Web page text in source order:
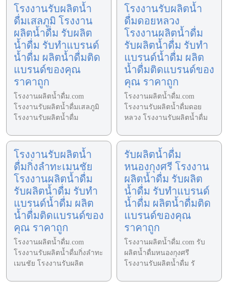
โรงงานรับผลิตน้ำ
ดื่มเสลภูมิ โรงงาน
ผลิตน้ำดื่ม รับผลิต
น้ำดื่ม รับทำแบรนด์
น้ำดื่ม ผลิตน้ำดื่มติด
แบรนด์ของคุณ
ราคาถูก
โรงงานผลิตน้ำดื่ม.com
โรงงานรับผลิตน้ำดื่มเสลภูมิ
โรงงานรับผลิตน้ำดื่ม
โรงงานรับผลิตน้ำ
ดื่มดอยหลวง
โรงงานผลิตน้ำดื่ม
รับผลิตน้ำดื่ม รับทำ
แบรนด์น้ำดื่ม ผลิต
น้ำดื่มติดแบรนด์ของ
คุณ ราคาถูก
โรงงานผลิตน้ำดื่ม.com
โรงงานรับผลิตน้ำดื่มดอย
หลวง โรงงานรับผลิตน้ำดื่ม
โรงงานรับผลิตน้ำ
ดื่มกิ่งลำทะเมนชัย
โรงงานผลิตน้ำดื่ม
รับผลิตน้ำดื่ม รับทำ
แบรนด์น้ำดื่ม ผลิต
น้ำดื่มติดแบรนด์ของ
คุณ ราคาถูก
โรงงานผลิตน้ำดื่ม.com
โรงงานรับผลิตน้ำดื่มกิ่งลำทะ
เมนชัย โรงงานรับผลิต
รับผลิตน้ำดื่ม
หนองกุงศรี โรงงาน
ผลิตน้ำดื่ม รับผลิต
น้ำดื่ม รับทำแบรนด์
น้ำดื่ม ผลิตน้ำดื่มติด
แบรนด์ของคุณ
ราคาถูก
โรงงานผลิตน้ำดื่ม.com รับ
ผลิตน้ำดื่มหนองกุงศรี
โรงงานรับผลิตน้ำดื่ม รั